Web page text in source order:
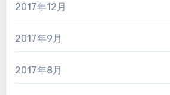
2017年12月
2017年9月
2017年8月